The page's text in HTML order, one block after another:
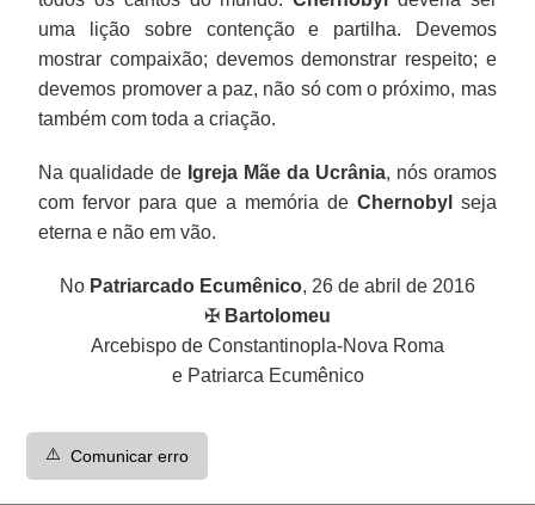
uma lição sobre contenção e partilha. Devemos
mostrar compaixão; devemos demonstrar respeito; e
devemos promover a paz, não só com o próximo, mas
também com toda a criação.
Na qualidade de Igreja Mãe da Ucrânia, nós oramos
com fervor para que a memória de Chernobyl
seja
eterna e não em vão.
No Patriarcado Ecumênico, 26 de abril de 2016
✠ Bartolomeu
Arcebispo de Constantinopla-Nova Roma
e Patriarca Ecumênico
⚠️ Comunicar erro